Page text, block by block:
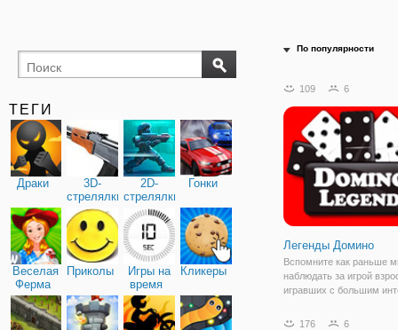
ТЕГИ
Драки
3D-
стрелялки
2D-
стрелялки
Гонки
Веселая
Ферма
Приколы
Игры на
время
Кликеры
По популярности
109 6
Легенды Домино
Вспомните как раньше
наблюдать за игрой
игравших с большим
улице, во дворах, дома.
176 6